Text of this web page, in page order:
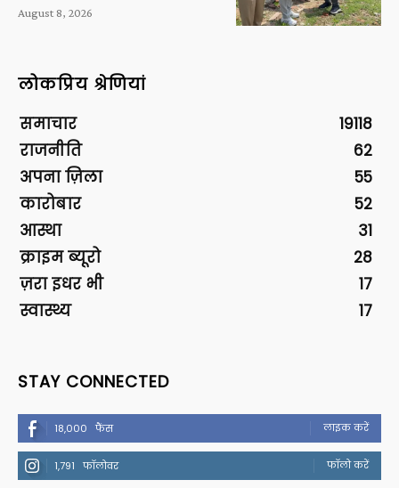
August 8, 2026
लोकप्रिय श्रेणियां
समाचार
19118
राजनीति
62
अपना ज़िला
55
कारोबार
52
आस्था
31
क्राइम ब्यूरो
28
ज़रा इधर भी
17
स्वास्थ्य
17
STAY CONNECTED
18,000 फैंस लाइक करें
1,791 फॉलोवर फॉलो करें